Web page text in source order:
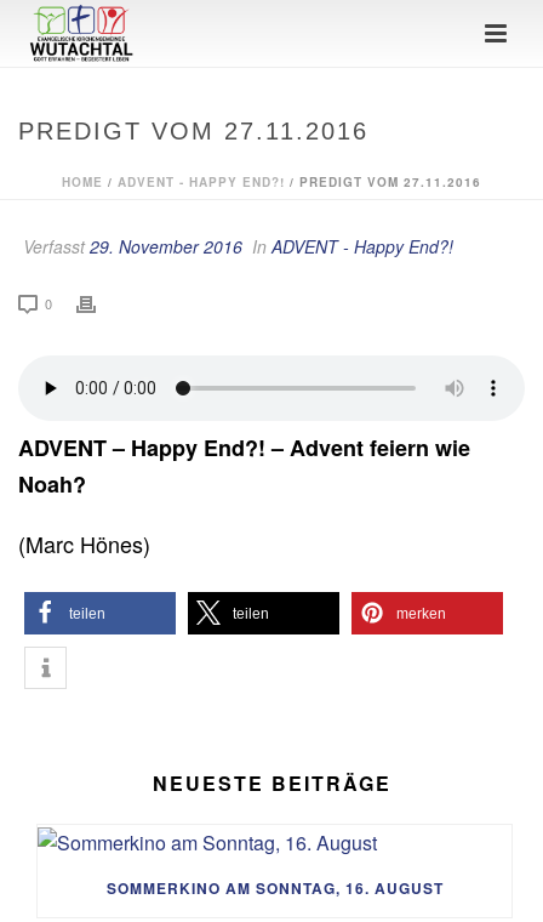
PREDIGT VOM 27.11.2016
HOME / ADVENT - HAPPY END?! / PREDIGT VOM 27.11.2016
Verfasst29. November 2016 InADVENT - Happy End?!
0
ADVENT – Happy End?! – Advent feiern wie
Noah?
(Marc Hönes)
teilen teilen merken
NEUESTE BEITRÄGE
SOMMERKINO AM SONNTAG, 16. AUGUST